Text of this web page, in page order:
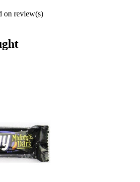
on review(s)